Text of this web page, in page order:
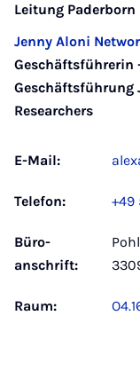
Leitung
Jenny Aloni
Geschäftsführerin
Geschäftsführung
Researchers
E-Mail:
Telefon: +49
Büro­
anschrift:
Raum: